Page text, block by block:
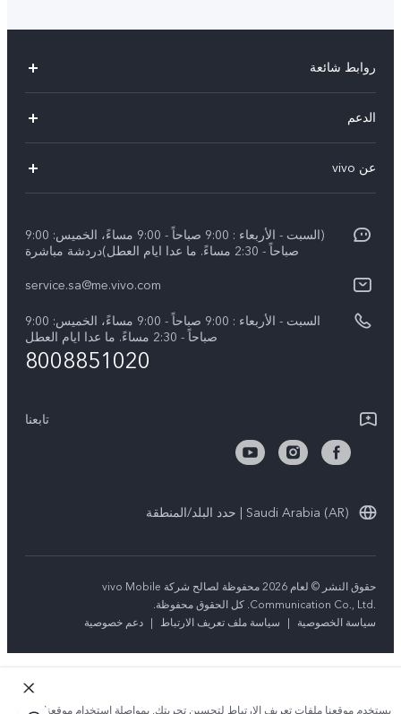
روابط شائعة
Y39 5G
V40 5G
V40 Lite 5G
الدعم
Funtouch OS
بيان الخصوصية بشأن خدمة العملاء
تنزيل جداول LUT لاستعادة السجل
عن vivo
الأخبار
الإشعارات القانونية
نبذة عنا
الأخبار
(السبت - الأربعاء : 9:00 صباحاً - 9:00 مساءً، الخميس: 9:00
صباحاً - 2:30 مساءً. ما عدا ايام العطل)دردشة مباشرة
service.sa@me.vivo.com
السبت - الأربعاء : 9:00 صباحاً - 9:00 مساءً، الخميس: 9:00
صباحاً - 2:30 مساءً. ما عدا ايام العطل
8008851020
تابعنا
Saudi Arabia (AR) | حدد البلد/المنطقة
حقوق النشر © لعام 2026 محفوظة لصالح شركة vivo Mobile
Communication Co., Ltd.‎. كل الحقوق محفوظة.
سياسة الخصوصية
| سياسة ملف تعريف الارتباط | دعم خصوصية
يستخدم موقعنا ملفات تعريف الارتباط لتحسين تجربتك. بمواصلة استخدام موقعنا؛